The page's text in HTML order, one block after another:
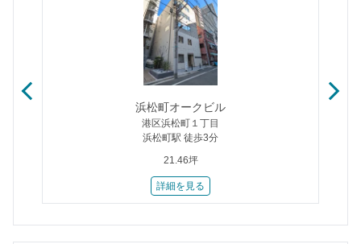
浜松町オークビル
港区浜松町１丁目
浜松町駅 徒歩3分
21.46坪
詳細を見る